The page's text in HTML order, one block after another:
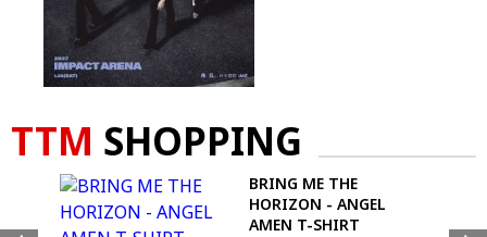
TTM SHOPPING
BRING ME THE
HORIZON - ANGEL
AMEN T-SHIRT